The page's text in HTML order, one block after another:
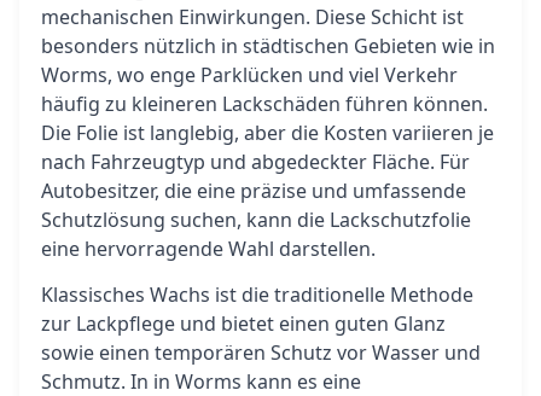
mechanischen Einwirkungen. Diese Schicht ist
besonders nützlich in städtischen Gebieten wie in
Worms, wo enge Parklücken und viel Verkehr
häufig zu kleineren Lackschäden führen können.
Die Folie ist langlebig, aber die Kosten variieren je
nach Fahrzeugtyp und abgedeckter Fläche. Für
Autobesitzer, die eine präzise und umfassende
Schutzlösung suchen, kann die Lackschutzfolie
eine hervorragende Wahl darstellen.
Klassisches Wachs ist die traditionelle Methode
zur Lackpflege und bietet einen guten Glanz
sowie einen temporären Schutz vor Wasser und
Schmutz. In in Worms kann es eine